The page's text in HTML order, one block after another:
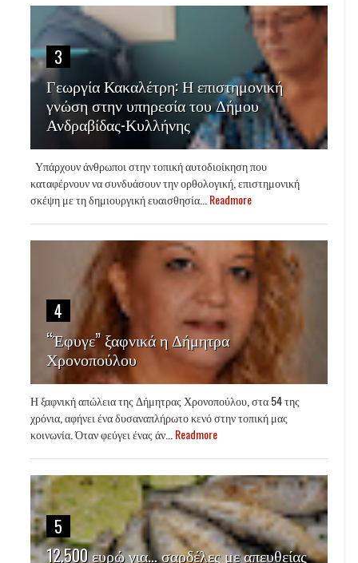
3
Γεωργία Κακαλέτρη: Η επιστημονική
γνώση στην υπηρεσία του Δήμου
Ανδραβίδας-Κυλλήνης
Υπάρχουν άνθρωποι στην τοπική αυτοδιοίκηση που
καταφέρνουν να συνδυάσουν την ορθολογική, επιστημονική
σκέψη με τη δημιουργική ευαισθησία... Readmore
4
“Έφυγε” ξαφνικά η Δήμητρα
Χρονοπούλου
Η ξαφνική απώλεια της Δήμητρας Χρονοπούλου, στα 54 της
χρόνια, αφήνει ένα δυσαναπλήρωτο κενό στην τοπική μας
κοινωνία. Όταν φεύγει ένας άν... Readmore
5
12.500 ευρώ για… σαρδέλες με απευθείας